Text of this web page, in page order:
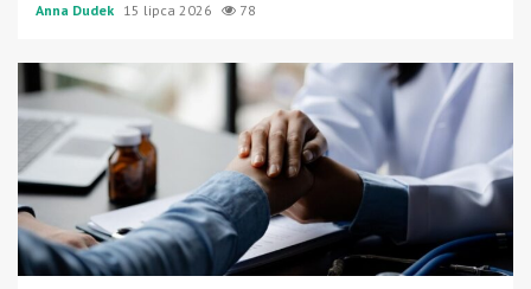
Anna Dudek 15 lipca 2026 78